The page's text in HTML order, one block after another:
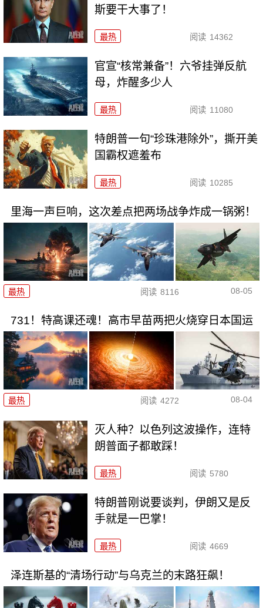
斯要干大事了！
最热 阅读 14362
官宣“核常兼备”！六爷挂弹反航
母，炸醒多少人
最热 阅读 11080
特朗普一句“珍珠港除外”，撕开美
国霸权遮羞布
最热 阅读 10285
里海一声巨响，这次差点把两场战争炸成一锅粥！
最热 阅读 8116 08-05
731！特高课还魂！高市早苗两把火烧穿日本国运
最热 阅读 4272 08-04
灭人种？以色列这波操作，连特
朗普面子都敢踩！
最热 阅读 5780
特朗普刚说要谈判，伊朗又是反
手就是一巴掌！
最热 阅读 4669
泽连斯基的“清场行动”与乌克兰的末路狂飙！